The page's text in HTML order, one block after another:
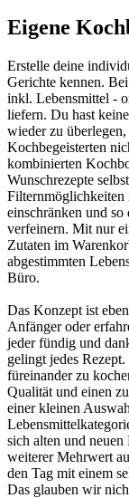
Eigene
Erstelle deine
Gerichte kennen.
inkl. Lebensmittel -
liefern. Du hast
wieder zu
Kochbegeisterten
kombinierten
Wunschrezepte
einschränken und
verfeinern. Mit nur
Zutaten im
abgestimmten
Büro.
Das Konzept ist
Anfänger oder
jeder fündig und
gelingt jedes
füreinander zu
Qualität und einen
einer kleinen
sich alten und
weiterer Mehrwert
den Tag mit einem
Das glauben wir